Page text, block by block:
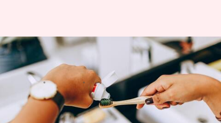
दांतों को कमजोर कर सकती हैं ये 5
आदतें, जल्द बदलें
अंजली Jul 06, 2026 05:44 pm
क्या है खबर?